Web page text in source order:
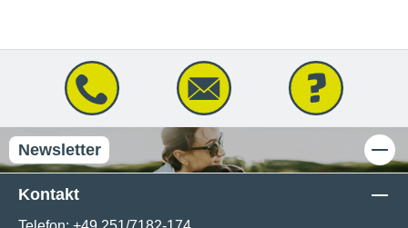
Newsletter
Kontakt